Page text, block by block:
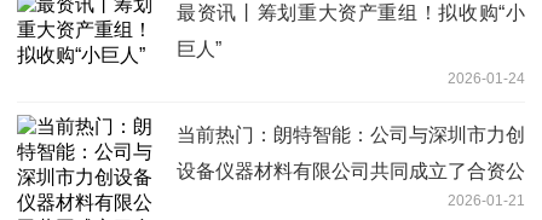
最资讯丨筹划重大资产重组！拟收购“小
巨人”
2026-01-24
当前热门：朗特智能：公司与深圳市力创
设备仪器材料有限公司共同成立了合资公
2026-01-21